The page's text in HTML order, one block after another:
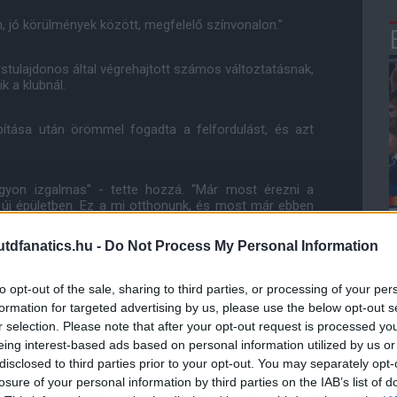
- Do Not Process My Personal Information
opt-out of the sale, sharing to third parties, or processing of your
for targeted advertising by us, please use the below opt-out
selection. Please note that after your opt-out request is processed
interest-based ads based on personal information utilized by us
to third parties prior to your opt-out. You may separately
of your personal information by third parties on the IAB’s list of
jó körülmények között, megfelelő színvonalon."
által végrehajtott számos változtatásnak,
a klubnál.
után örömmel fogadta a felfordulást, és azt
izgalmas" - tette hozzá. "Már most érezni a
épületben. Ez a mi otthonunk, és most már ebben
új, és ez új dinamikát is ad."
on is!
ésiOS-re!